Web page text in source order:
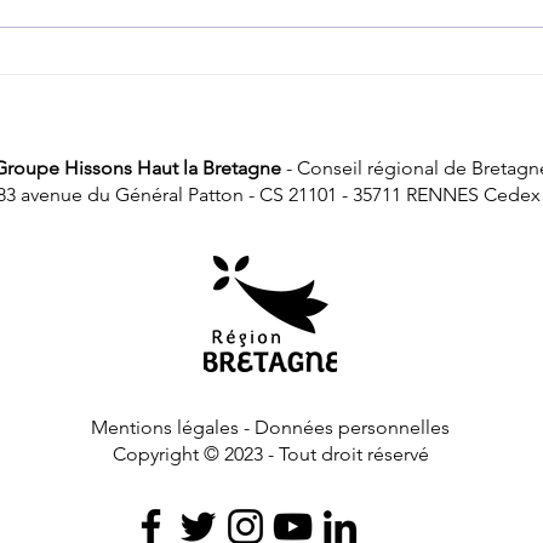
Hissons Haut la Bretagne- Conseil régional de
avenue du Général Patton - CS 21101 - 35711 RENNES Cedex
Mentions légales - Données personnelles
Copyright © 2023 - Tout droit réservé